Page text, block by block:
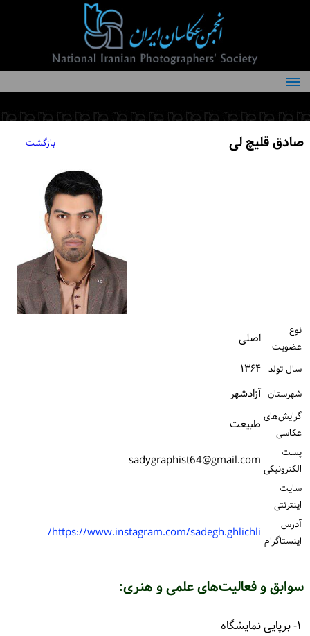
درباره انجمن
کمیته‌های انجمن
صادق قلیچ لی بازگشت
نوع
عضویت
اصلی
سال تولد ۱۳۶۴
شهرستان آزادشهر
گرایش‌های
عکاسی
طبیعت
پست
الكترونیكی sadygraphist64@gmail.com
سایت
اینترنتی
آدرس
اینستاگرام https://www.instagram.com/sadegh.ghlichli/
سوابق و فعالیت‌های علمی و هنری:
۱- برپایی نمایشگاه